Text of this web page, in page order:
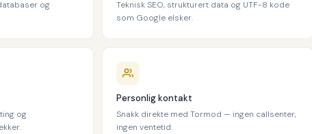
og
Teknisk SEO, strukturert data og UTF-8 kode
som Google elsker.
og
Personlig kontakt
Snakk direkte med Tormod — ingen callsenter,
ingen ventetid.